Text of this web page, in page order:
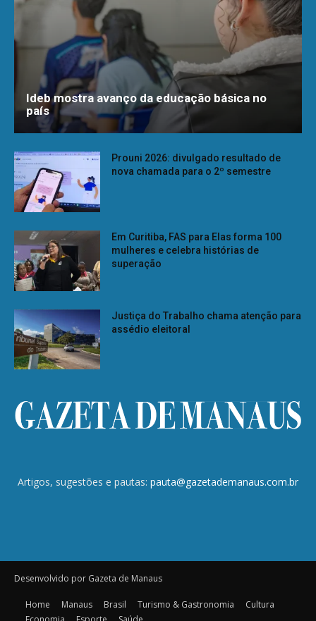
Ideb mostra avanço da educação básica no
país
Prouni 2026: divulgado resultado de
nova chamada para o 2º semestre
Em Curitiba, FAS para Elas forma 100
mulheres e celebra histórias de
superação
Justiça do Trabalho chama atenção para
assédio eleitoral
Artigos, sugestões e pautas: pauta@gazetademanaus.com.br
Desenvolvido por Gazeta de Manaus
Home Manaus Brasil Turismo & Gastronomia
Cultura